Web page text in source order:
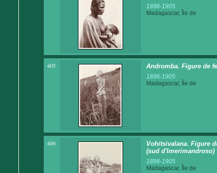
1896-1905
Madagascar, Île de
405 Andromba. Figure de
1896-1905
Madagascar, Île de
406
Vohitsivalana. Figure
(sud d'Imerimandroso)
1896-1905
Madagascar, Île de